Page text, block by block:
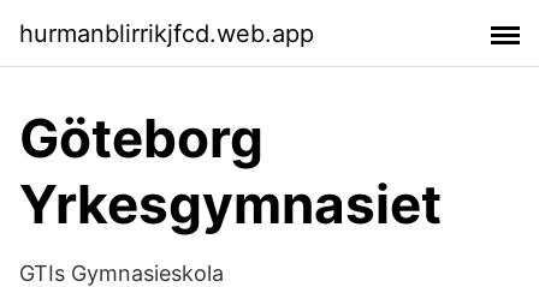
hurmanblirrikjfcd.web.app
Göteborg
Yrkesgymnasiet
GTIs Gymnasieskola